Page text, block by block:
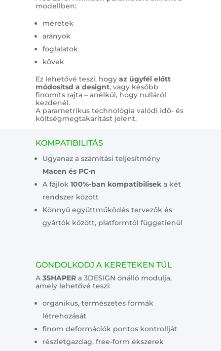
modellben:
méretek
arányok
foglalatok
kövek
Ez lehetővé teszi, hogy az ügyfél előtt
módosítsd a designt, vagy később
finomíts rajta – anélkül, hogy nulláról
kezdenél.
A parametrikus technológia valódi idő- és
költségmegtakarítást jelent.
KOMPATIBILITÁS
Ugyanaz a számítási teljesítmény
Macen és PC-n
A fájlok 100%-ban kompatibiliseka két
rendszer között
Könnyű együttműködés tervezők és
gyártók között, platformtól függetlenül
GONDOLKODJ A KERETEKEN TÚL
A 3SHAPER a 3DESIGN önálló modulja,
amely lehetővé teszi:
organikus, természetes formák
létrehozását
finom deformációk pontos kontrollját
részletgazdag, free-form ékszerek